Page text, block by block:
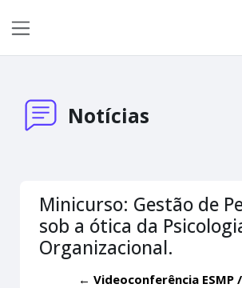
Notícias
Minicurso: Gestão de
sob a ótica da
Organizacional.
← Videoconferência ESMP /